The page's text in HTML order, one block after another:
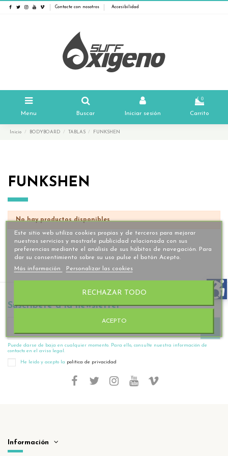
Contacte con nosotros Accesibilidad
Menu Buscar Iniciar sesión
0
Carrito
Inicio BODYBOARD TABLAS FUNKSHEN
FUNKSHEN
No hay productos disponibles
Suscríbete a la newsletter
Puede darse de baja en cualquier momento. Para ello, consulte nuestra información de
contacto en el aviso legal.
He leído y acepto la política de privacidad
Información
Este sitio web utiliza cookies propias y de terceros para mejorar
nuestros servicios y mostrarle publicidad relacionada con sus
preferencias mediante el análisis de sus hábitos de navegación. Para
dar su consentimiento sobre su uso pulse el botón Acepto.
Más información
Personalizar las cookies
RECHAZAR TODO
ACEPTO